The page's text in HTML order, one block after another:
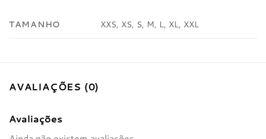
TAMANHO XXS, XS, S, M, L, XL, XXL
AVALIAÇÕES (0)
Avaliações